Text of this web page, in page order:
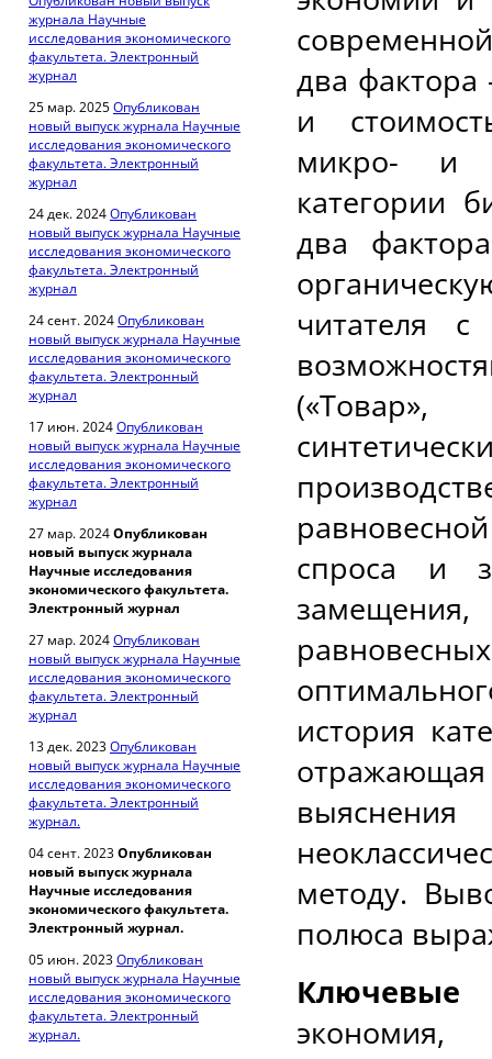
журнала Научные
исследования экономического
факультета. Электронный
журнал
25 мар. 2025Опубликован
новый выпуск журнала Научные
исследования экономического
факультета. Электронный
журнал
24 дек. 2024Опубликован
новый выпуск журнала Научные
исследования экономического
факультета. Электронный
журнал
24 сент. 2024Опубликован
новый выпуск журнала Научные
исследования экономического
факультета. Электронный
журнал
17 июн. 2024Опубликован
новый выпуск журнала Научные
исследования экономического
факультета. Электронный
журнал
27 мар. 2024Опубликован
новый выпуск журнала
Научные исследования
экономического факультета.
Электронный журнал
27 мар. 2024Опубликован
новый выпуск журнала Научные
исследования экономического
факультета. Электронный
журнал
13 дек. 2023Опубликован
новый выпуск журнала Научные
исследования экономического
факультета. Электронный
журнал.
04 сент. 2023Опубликован
новый выпуск журнала
Научные исследования
экономического факультета.
Электронный журнал.
05 июн. 2023Опубликован
новый выпуск журнала Научные
исследования экономического
факультета. Электронный
журнал.
два
и
микро- и
категории
два
читателя
спроса и
история
методу.
полюса
Ключевые
экономия,